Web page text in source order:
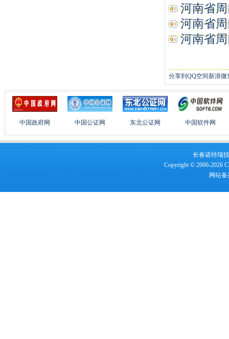
河南省
河南省
河南省
分享到 QQ空间新浪微
中国政府网 中国公证网 东北公证网 中国软件网
长春诺特瑞
Copyright © 2006-2026
网站